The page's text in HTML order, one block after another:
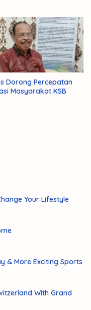
Dorong Percepatan
Masyarakat KSB
Your Lifestyle
& More Exciting Sports
With Grand